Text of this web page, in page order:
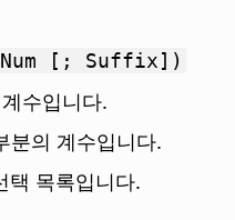
INum [; Suffix])
수입니다.
분의 계수입니다.
목록입니다.